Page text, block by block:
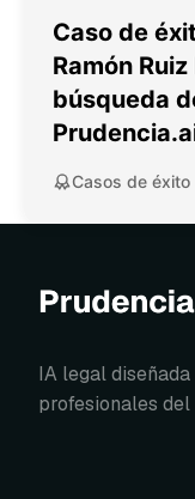
Caso de
Ramón
búsqueda
Casos de éxito
IA legal
profesionales del